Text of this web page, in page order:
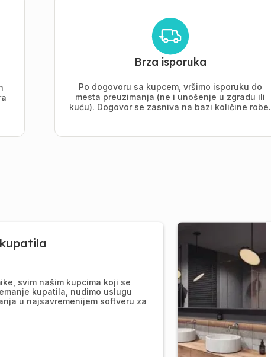
Brza isporuka
Po dogovoru sa kupcem, vršimo isporuku do
mesta preuzimanja (ne i unošenje u zgradu ili
kuću). Dogovor se zasniva na bazi količine robe.
svim našim kupcima koji se
kupatila, nudimo uslugu
u najsavremenijem softveru za